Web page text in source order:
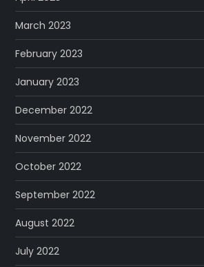
March 2023
February 2023
January 2023
December 2022
November 2022
October 2022
September 2022
August 2022
July 2022